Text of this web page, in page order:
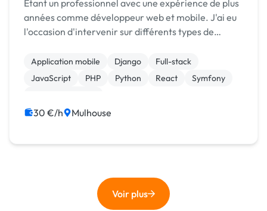
Étant un professionnel avec une expérience de plus
années comme développeur web et mobile. J'ai eu
l'occasion d'intervenir sur différents types de
dans le développement d'application. HTML/CSS
Javasc...
Application mobile Django
Full-stack
JavaScript
PHP Python React
Symfony
30 €/h Mulhouse
Voir plus